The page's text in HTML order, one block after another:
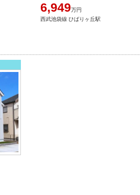
6,949万円
西武池袋線 ひばりヶ丘駅